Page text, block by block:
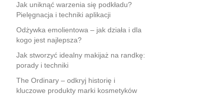
Jak uniknąć warzenia się podkładu?
Pielęgnacja i techniki aplikacji
Odżywka emolientowa – jak działa i dla
kogo jest najlepsza?
Jak stworzyć idealny makijaż na randkę:
porady i techniki
The Ordinary – odkryj historię i
kluczowe produkty marki kosmetyków